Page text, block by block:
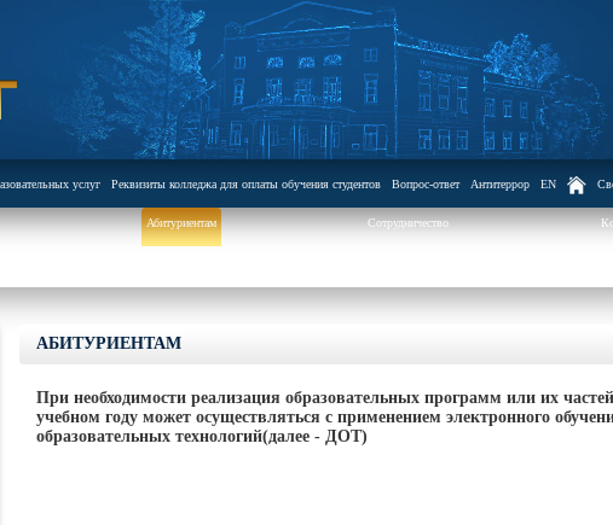
услуг Реквизиты колледжа для оплаты обучения студентов Вопрос-ответ Антитеррор EN
Абитуриентам Сотрудничество
АБИТУРИЕНТАМ
При необходимости реализация образовательных программ или их
учебном году может осуществляться с применением электронного
образовательных технологий(далее - ДОТ)